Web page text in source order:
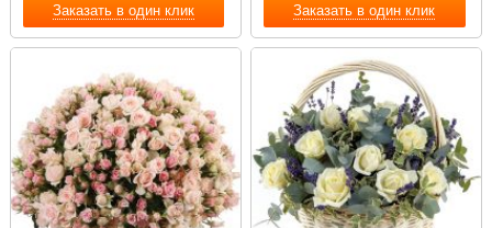
Заказать в один клик Заказать в один клик